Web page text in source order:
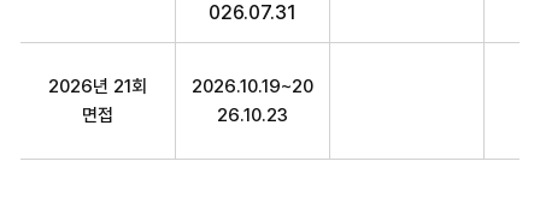
026.07.31
2026년 21회
면접
2026.10.19~20
26.10.23